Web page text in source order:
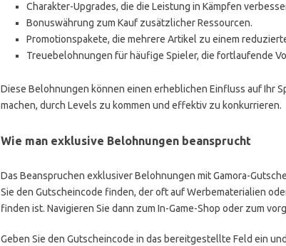
Charakter-Upgrades, die die Leistung in Kämpfen
Bonuswährung zum Kauf zusätzlicher Ressourcen.
Promotionspakete, die mehrere Artikel zu einem
Treuebelohnungen für häufige Spieler, die fortlaufende
Diese Belohnungen können einen erheblichen Einfluss auf Ihr
machen, durch Levels zu kommen und effektiv zu konkurrieren.
Wie man exklusive Belohnungen beansprucht
Das Beanspruchen exklusiver Belohnungen mit Gamora-
Sie den Gutscheincode finden, der oft auf Werbematerialien
finden ist. Navigieren Sie dann zum In-Game-Shop oder zum
Geben Sie den Gutscheincode in das bereitgestellte Feld ein